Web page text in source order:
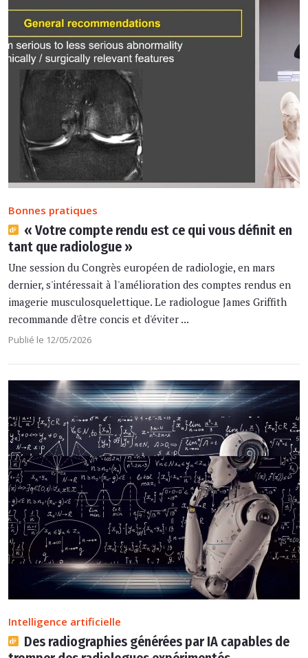
Bonnes pratiques
« Votre compte rendu est ce qui vous définit en
tant que radiologue »
Une session du Congrès européen de radiologie, en mars
dernier, s'intéressait à l'amélioration des comptes rendus en
imagerie musculosquelettique. Le radiologue James Griffith
recommande d'être concis et d'éviter ...
Publié le 12/05/2026
Intelligence artificielle
Des radiographies générées par IA capables de